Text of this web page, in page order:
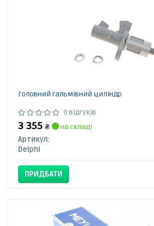
Головний гальмівний циліндр
0 відгуків
3 355 ₴
на складі
Артикул:
Delphi
ПРИДБАТИ